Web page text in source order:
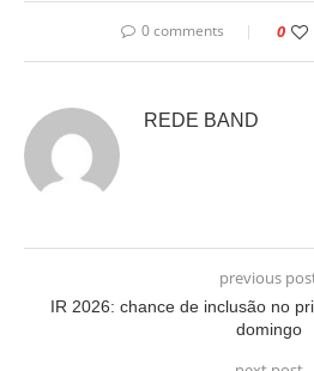
0 comments 0
REDE BAND
previous
IR 2026: chance de inclusão no
domingo